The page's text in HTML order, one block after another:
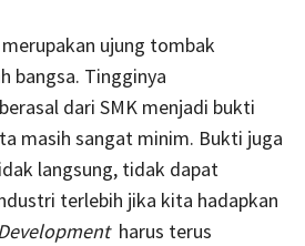
ujung tombak
bangsa. Tingginya
dari SMK menjadi bukti
masih sangat minim. Bukti juga
langsung, tidak dapat
terlebih jika kita hadapkan
harus terus